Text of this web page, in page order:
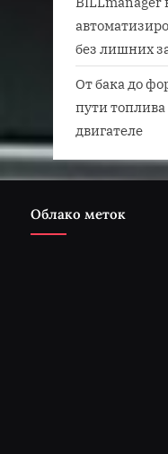
без лишних
От бака до
пути
двигателе
Облако меток